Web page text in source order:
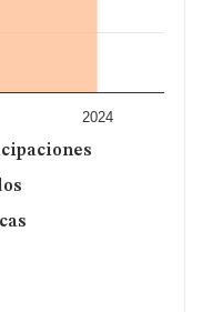
2024